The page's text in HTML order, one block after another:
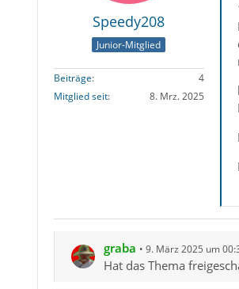
Speedy208
Junior-Mitglied
Beiträge
4
Mitglied seit
8. Mrz. 2025
graba 9. März 2025 um
Hat das Thema